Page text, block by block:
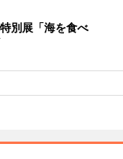
別展「海を食べ